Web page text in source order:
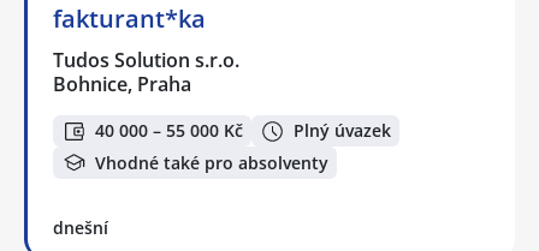
fakturant*ka
Tudos Solution s.r.o.
Bohnice, Praha
40 000 – 55 000 Kč
Plný úvazek
Vhodné také pro absolventy
dnešní